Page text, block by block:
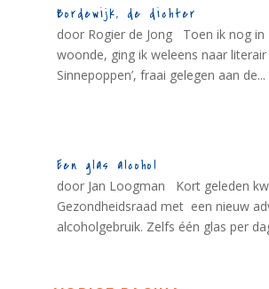
Bordewijk, de dichter
door Rogier de Jong Toen ik nog in
woonde, ging ik weleens naar literair
Sinnepoppen’, fraai gelegen aan de...
Een glas alcohol
door Jan Loogman Kort geleden
Gezondheidsraad met een nieuw
alcoholgebruik. Zelfs één glas per